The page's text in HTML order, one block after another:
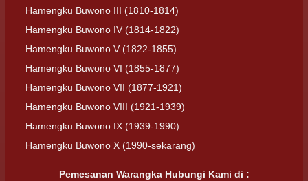
Hamengku Buwono III (1810-1814)
Hamengku Buwono IV (1814-1822)
Hamengku Buwono V (1822-1855)
Hamengku Buwono VI (1855-1877)
Hamengku Buwono VII (1877-1921)
Hamengku Buwono VIII (1921-1939)
Hamengku Buwono IX (1939-1990)
Hamengku Buwono X (1990-sekarang)
Pemesanan Warangka Hubungi Kami di :